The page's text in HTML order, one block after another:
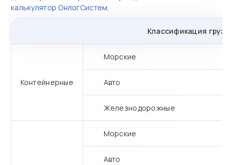
калькулятор ОнлогСистем.
Классификация
Контейнерные
Морские
Авто
Железнодорожные
Морские
Авто